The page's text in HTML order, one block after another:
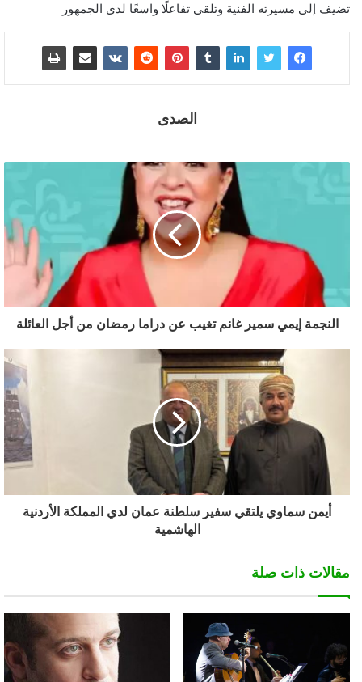
تضيف إلى مسيرته الفنية وتلقى تفاعلًا واسعًا لدى الجمهور
الصدى
النجمة إيمي سمير غانم تغيب عن دراما رمضان من أجل العائلة
أيمن سماوي يلتقي سفير سلطنة عمان لدي المملكة الأردنية
الهاشمية
مقالات ذات صلة